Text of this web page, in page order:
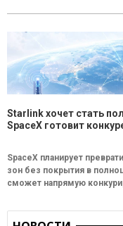
Starlink хочет стать
SpaceX готовит
SpaceX планирует
зон без покрытия в
сможет напрямую